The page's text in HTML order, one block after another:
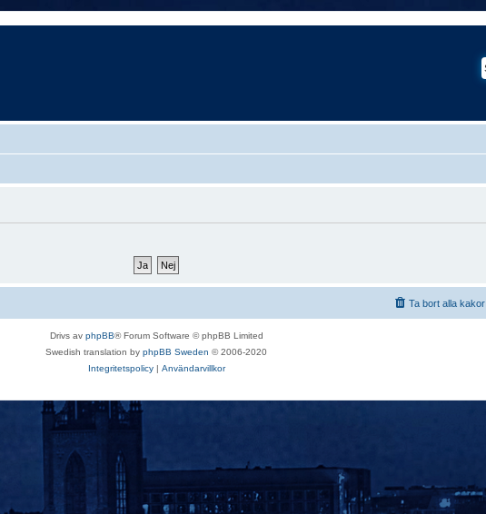
Ta bort alla kakor
Drivs av phpBB® Forum Software © phpBB Limited
Swedish translation by phpBB Sweden © 2006-2020
Integritetspolicy| Användarvillkor